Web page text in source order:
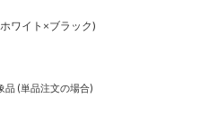
ワイト×ブラック)
品 (単品注文の場合)